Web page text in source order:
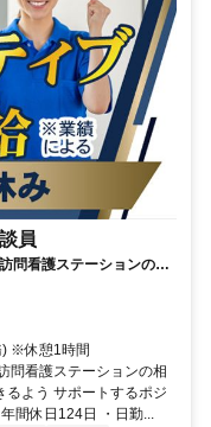
員
問看護ステーションの相
) ※休憩1時間
問看護ステーションの相
るよう サポートするポジ
間休日124日 ・日勤...